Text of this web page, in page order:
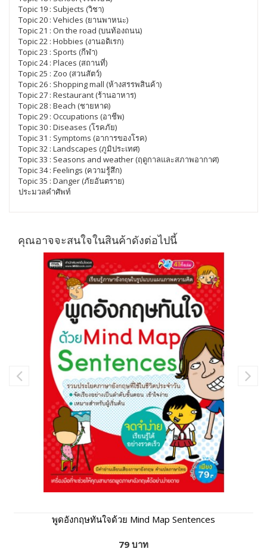
Topic 19 : Subjects (วิชา)
Topic 20 : Vehicles (ยานพาหนะ)
Topic 21 : On the road (บนท้องถนน)
Topic 22 : Hobbies (งานอดิเรก)
Topic 23 : Sports (กีฬา)
Topic 24 : Places (สถานที่)
Topic 25 : Zoo (สวนสัตว์)
Topic 26 : Shopping mall (ห้างสรรพสินค้า)
Topic 27 : Restaurant (ร้านอาหาร)
Topic 28 : Beach (ชายหาด)
Topic 29 : Occupations (อาชีพ)
Topic 30 : Diseases (โรคภัย)
Topic 31 : Symptoms (อาการของโรค)
Topic 32 : Landscapes (ภูมิประเทศ)
Topic 33 : Seasons and weather (ฤดูกาลและสภาพอากาศ)
Topic 34 : Feelings (ความรู้สึก)
Topic 35 : Danger (ภัยอันตราย)
ประมวลคำศัพท์
คุณอาจจะสนใจในสินค้าดังต่อไปนี้
พูดอังกฤษทันใจด้วย Mind Map Sentences
79 บาท